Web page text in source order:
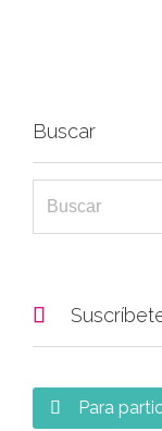
Buscar

 Para